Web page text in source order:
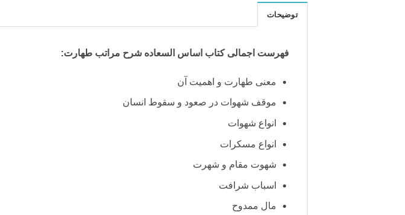
توضیحات
فهرست اجمالی کتاب اساس السعاده شرح مراتب طهارت:
معنی طهارت و اهمیت آن
موقف شهوات در صعود و سقوط انسان
انواع شهوات
انواع مسکرات
شهوت مقام و شهرت
اسباب شرافت
مال ممدوح